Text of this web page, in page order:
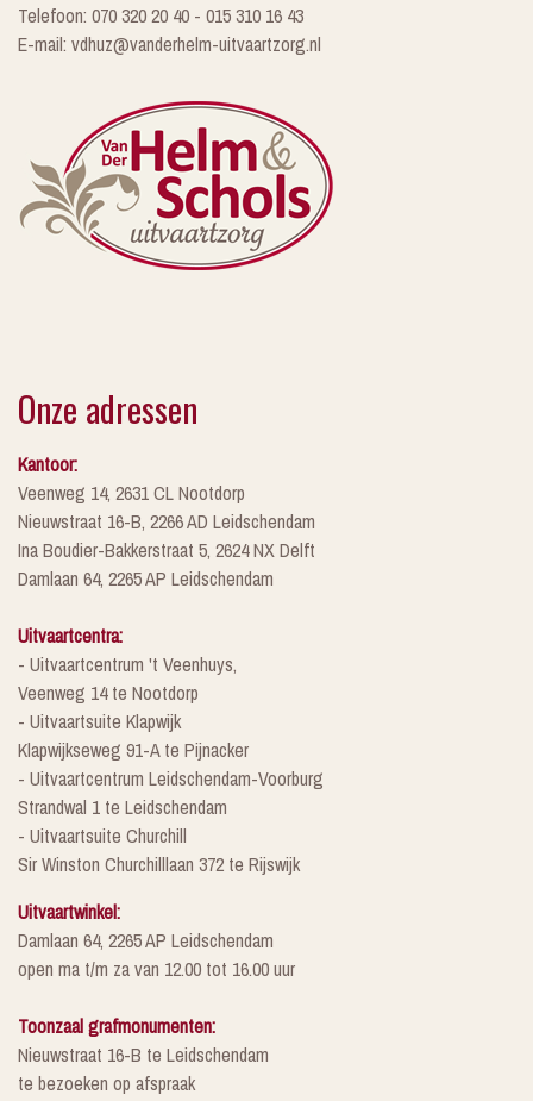
Telefoon: 070 320 20 40 - 015 310 16 43
E-mail: vdhuz@vanderhelm-uitvaartzorg.nl
Onze adressen
Kantoor:
Veenweg 14, 2631 CL Nootdorp
Nieuwstraat 16-B, 2266 AD Leidschendam
Ina Boudier-Bakkerstraat 5, 2624 NX Delft
Damlaan 64, 2265 AP Leidschendam
Uitvaartcentra:
- Uitvaartcentrum 't Veenhuys,
Veenweg 14 te Nootdorp
- Uitvaartsuite Klapwijk
Klapwijkseweg 91-A te Pijnacker
- Uitvaartcentrum Leidschendam-Voorburg
Strandwal 1 te Leidschendam
- Uitvaartsuite Churchill
Sir Winston Churchilllaan 372 te Rijswijk
Uitvaartwinkel:
Damlaan 64, 2265 AP Leidschendam
open ma t/m za van 12.00 tot 16.00 uur
Toonzaal grafmonumenten:
Nieuwstraat 16-B te Leidschendam
te bezoeken op afspraak